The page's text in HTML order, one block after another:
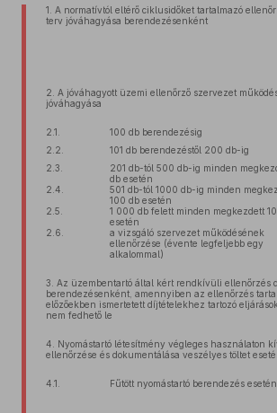
1. A normatívtól eltérő ciklusidőket tartalmazó
terv jóváhagyása berendezésenként
2. A jóváhagyott üzemi ellenőrző szervezet
jóváhagyása
2.1. 100 db berendezésig
2.2.
101 db berendezéstől 200 db-ig
2.3.
201 db-tól 500 db-ig minden
db esetén
2.4.
501 db-tól 1000 db-ig minden
100 db esetén
2.5.
1 000 db felett minden megkezdett
esetén
2.6.
a vizsgáló szervezet működésének
ellenőrzése (évente legfeljebb egy
alkalommal)
3. Az üzembentartó által kért rendkívüli ellenőrzés
berendezésenként, amennyiben az ellenőrzés
előzőekben ismertetett díjtételekhez tartozó
nem fedhető le
4. Nyomástartó létesítmény végleges használaton
ellenőrzése és dokumentálása veszélyes töltet
4.1. Fűtött nyomástartó berendezés esetén